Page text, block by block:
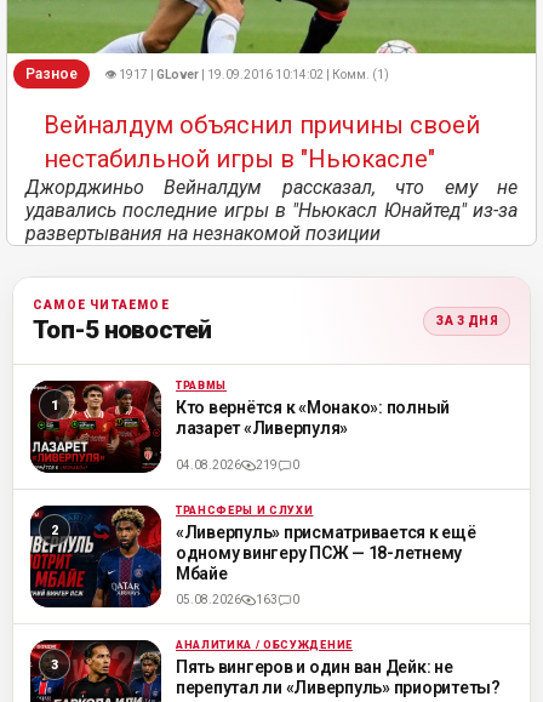
Разное 👁 1917 | GLover | 19.09.2016 10:14:02 | Комм. (1)
Вейналдум объяснил причины своей
нестабильной игры в "Ньюкасле"
Джорджиньо Вейналдум рассказал, что ему не
удавались последние игры в "Ньюкасл Юнайтед" из-за
развертывания на незнакомой позиции
САМОЕ ЧИТАЕМОЕ
Топ-5 новостей ЗА 3 ДНЯ
ML ТРАВМЫ
Кто вернётся к «Монако»: полный
лазарет «Ливерпуля»
04.08.2026 219 0
ML ТРАНСФЕРЫ И СЛУХИ
«Ливерпуль» присматривается к ещё
одному вингеру ПСЖ — 18-летнему
Мбайе
05.08.2026 163 0
ML АНАЛИТИКА / ОБСУЖДЕНИЕ
Пять вингеров и один ван Дейк: не
перепутал ли «Ливерпуль» приоритеты?